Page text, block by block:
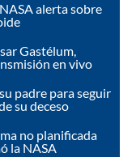
alerta sobre
Gastélum,
en vivo
padre para seguir
su deceso
no planificada
la NASA